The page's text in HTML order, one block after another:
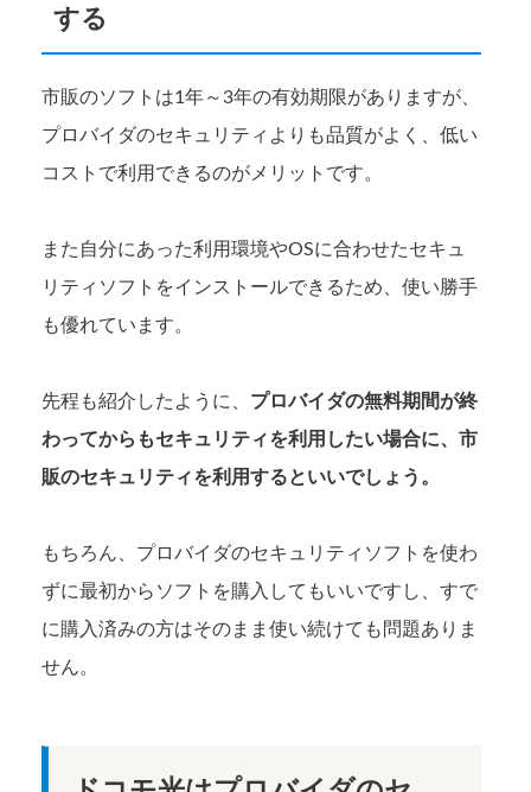
する
市販のソフトは1年～3年の有効期限がありますが、
プロバイダのセキュリティよりも品質がよく、低い
コストで利用できるのがメリットです。
また自分にあった利用環境やOSに合わせたセキュ
リティソフトをインストールできるため、使い勝手
も優れています。
先程も紹介したように、 プロバイダの無料期間が終
わってからもセキュリティを利用したい場合に、市
販のセキュリティを利用するといいでしょう。
もちろん、プロバイダのセキュリティソフトを使わ
ずに最初からソフトを購入してもいいですし、すで
に購入済みの方はそのまま使い続けても問題ありま
せん。